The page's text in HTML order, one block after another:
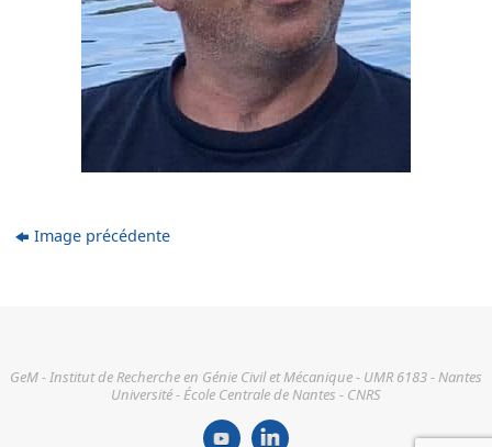
Image précédente
GeM - Institut de Recherche en Génie Civil et Mécanique - UMR 6183 - Nantes
Université - École Centrale de Nantes - CNRS